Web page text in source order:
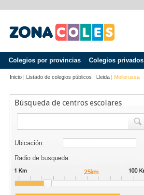
Colegios por provincias Colegios privados
Inicio | Listado de colegios públicos | Lleida | Mollerussa
Búsqueda de centros escolares
Ubicación:
Radio de busqueda: